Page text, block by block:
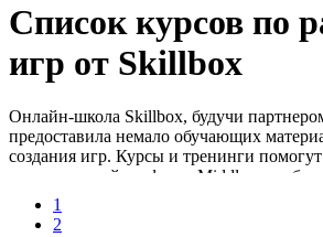
Список курсов по
игр от Skillbox
Онлайн-школа Skillbox, будучи
предоставила немало обучающих
создания игр. Курсы и тренинги
компьютерной графики, Middle-
Engine 4, разработчиком VR & AR,
аниматором или профессиональным
1
2